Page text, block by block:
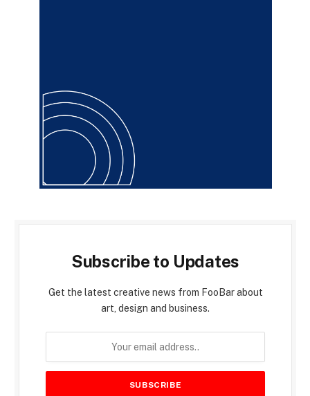
Subscribe to Updates
Get the latest creative news from FooBar about
art, design and business.